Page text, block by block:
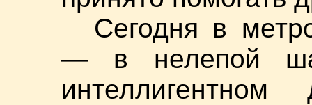
Сегодня в
— в нелепой